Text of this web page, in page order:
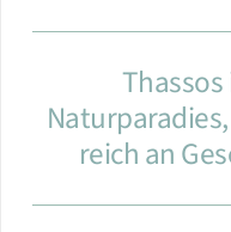
reich an